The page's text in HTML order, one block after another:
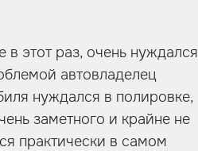
этот раз, очень нуждался
автовладелец
нуждался в полировке,
заметного и крайне не
практически в самом